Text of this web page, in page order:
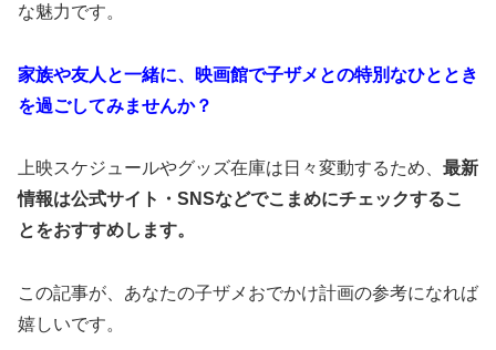
な魅力です。
家族や友人と一緒に、映画館で子ザメとの特別なひととき
を過ごしてみませんか？
上映スケジュールやグッズ在庫は日々変動するため、 最新
情報は公式サイト・SNSなどでこまめにチェックするこ
とをおすすめします。
この記事が、あなたの子ザメおでかけ計画の参考になれば
嬉しいです。